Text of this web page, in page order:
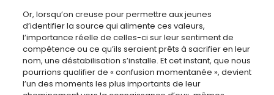
Or, lorsqu’on creuse pour permettre aux jeunes
d’identifier la source qui alimente ces valeurs,
l’importance réelle de celles-ci sur leur sentiment de
compétence ou ce qu’ils seraient prêts à sacrifier en leur
nom, une déstabilisation s’installe. Et cet instant, que nous
pourrions qualifier de « confusion momentanée », devient
l’un des moments les plus importants de leur